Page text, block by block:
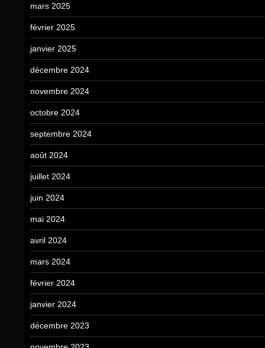
mars 2025
février 2025
janvier 2025
décembre 2024
novembre 2024
octobre 2024
septembre 2024
août 2024
juillet 2024
juin 2024
mai 2024
avril 2024
mars 2024
février 2024
janvier 2024
décembre 2023